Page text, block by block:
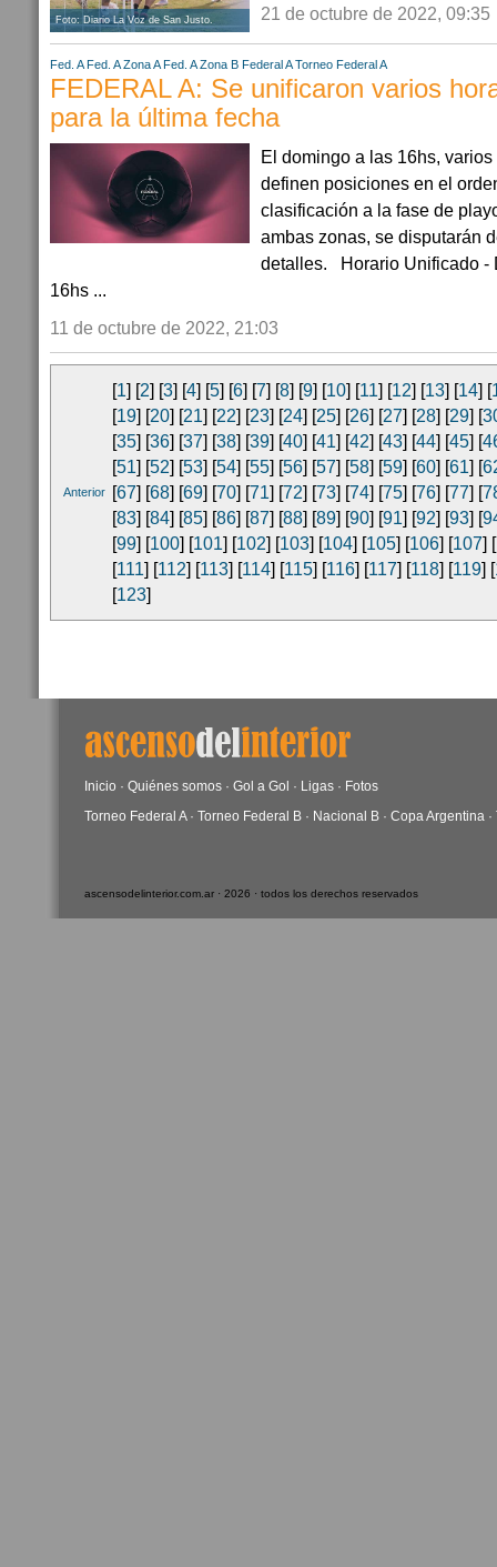
Foto: Diario La Voz de San Justo.
21 de octubre de 2022, 09:35
Fed. A Fed. A Zona A Fed. A Zona B Federal A Torneo Federal A
FEDERAL A: Se unificaron varios
para la última fecha
El domingo a las 16hs,
definen posiciones en el
clasificación a la fase de
ambas zonas, se disputarán
detalles. Horario Unificado -
16hs ...
11 de octubre de 2022, 21:03
Anterior
[1] [2] [3] [4] [5] [6] [7] [8] [9] [10] [11] [12] [13] [14] [
[19] [20] [21] [22] [23] [24] [25] [26] [27] [28] [29] [
[35] [36] [37] [38] [39] [40] [41] [42] [43] [44] [45] [
[51] [52] [53] [54] [55] [56] [57] [58] [59] [60] [61] [
[67] [68] [69] [70] [71] [72] [73] [74] [75] [76] [77] [
[83] [84] [85] [86] [87] [88] [89] [90] [91] [92] [93] [
[99] [100] [101] [102] [103] [104] [105] [106] [107] [
[111] [112] [113] [114] [115] [116] [117] [118] [119] [
[123]
Inicio · Quiénes somos · Gol a Gol · Ligas · Fotos
Torneo Federal A· Torneo Federal B · Nacional B · Copa Argentina ·
ascensodelinterior.com.ar · 2026 · todos los derechos reservados